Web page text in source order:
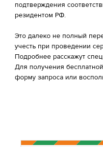
подтверждения
резидентом РФ.
Это далеко не полный
учесть при проведении
Подробнее расскажут
Для получения
форму запроса или